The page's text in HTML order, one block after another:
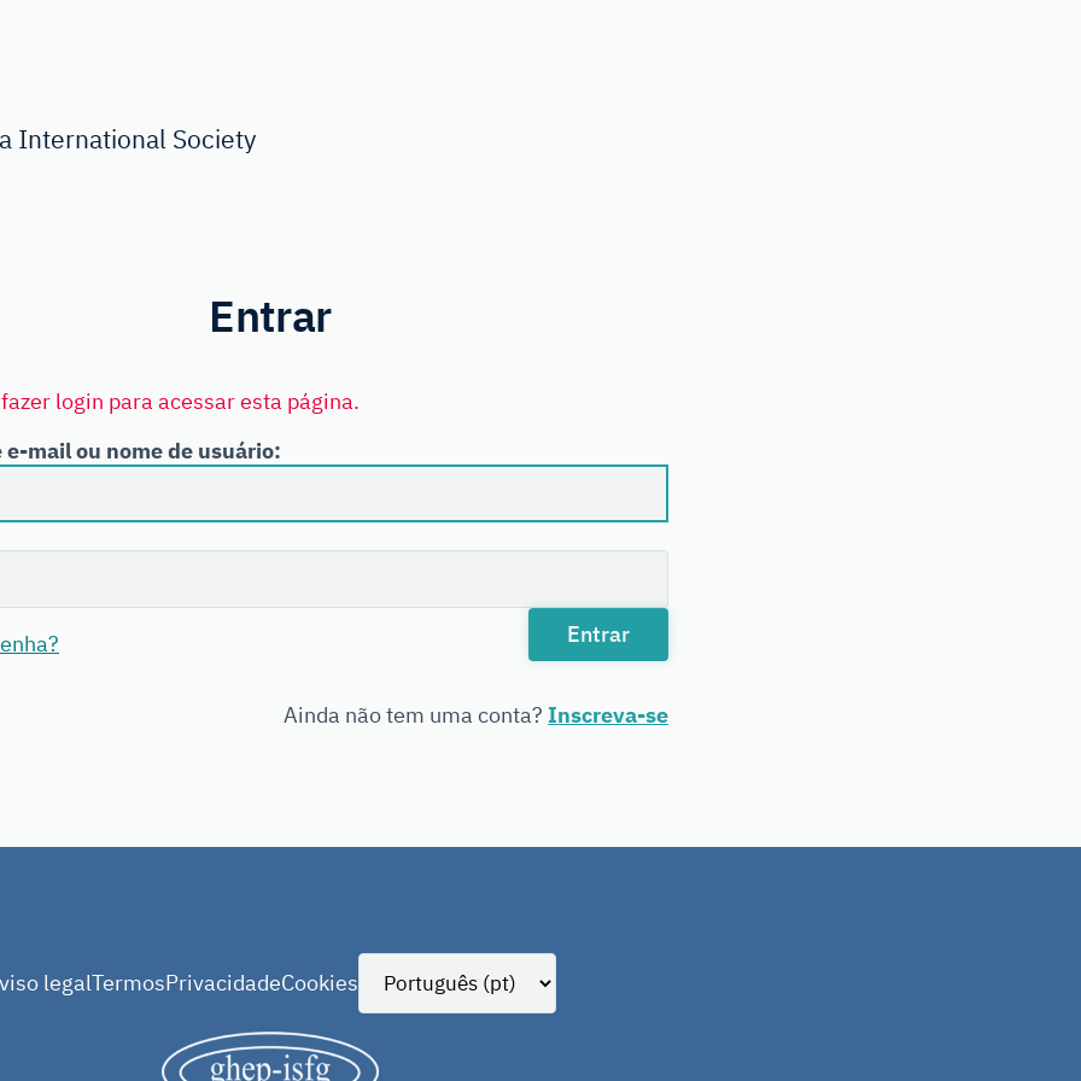
International Society
Entrar
login para acessar esta página.
e-mail ou nome de usuário:
Entrar
Ainda não tem uma conta? Inscreva-se
legalTermosPrivacidadeCookies